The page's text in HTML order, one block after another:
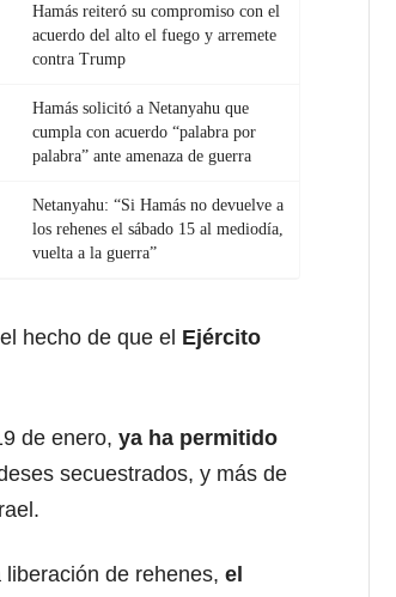
Hamás reiteró su compromiso con el
acuerdo del alto el fuego y arremete
contra Trump
Hamás solicitó a Netanyahu que
cumpla con acuerdo “palabra por
palabra” ante amenaza de guerra
Netanyahu: “Si Hamás no devuelve a
los rehenes el sábado 15 al mediodía,
vuelta a la guerra”
hecho de que el Ejército
de enero, ya ha permitido
secuestrados, y más de
de rehenes, el